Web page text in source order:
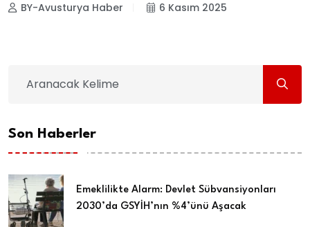
BY-Avusturya Haber 6 Kasım 2025
Son Haberler
Emeklilikte Alarm: Devlet Sübvansiyonları
2030’da GSYİH’nın %4’ünü Aşacak